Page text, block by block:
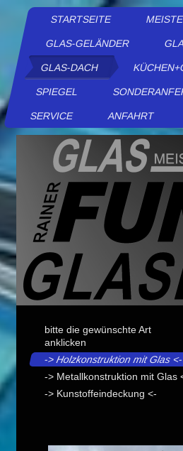
STARTSEITE
GLAS-GELÄNDER
GLAS-DACH
SPIEGEL
SERVICE ANFAHRT
bitte die gewünschte Art
anklicken
-> Holzkonstruktion mit Glas <-
-> Metallkonstruktion mit Glas
-> Kunstoffeindeckung <-